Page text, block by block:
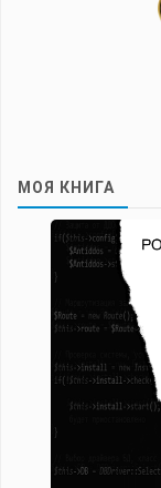
МОЯ КНИГА